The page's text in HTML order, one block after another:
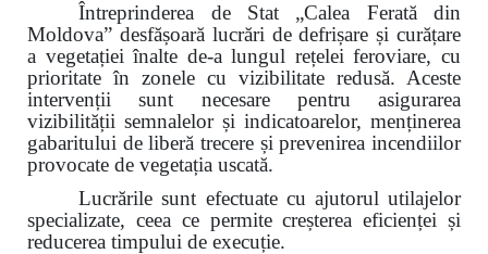
Întreprinderea de Stat „Calea Ferată din
Moldova” desfășoară lucrări de defrișare și curățare
a vegetației înalte de-a lungul rețelei feroviare, cu
prioritate în zonele cu vizibilitate redusă. Aceste
intervenții sunt necesare pentru asigurarea
vizibilității semnalelor și indicatoarelor, menținerea
gabaritului de liberă trecere și prevenirea incendiilor
provocate de vegetația uscată.
Lucrările sunt efectuate cu ajutorul utilajelor
specializate, ceea ce permite creșterea eficienței și
reducerea timpului de execuție.